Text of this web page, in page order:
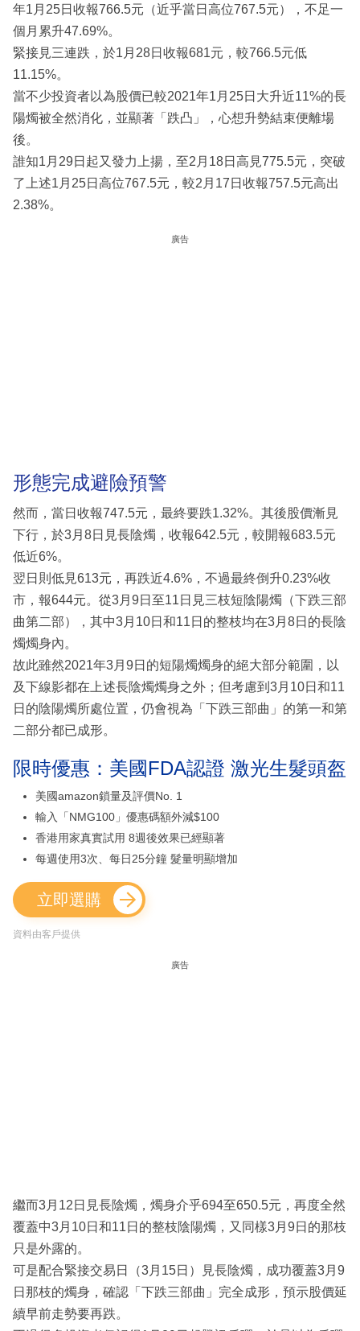
年1月25日收報766.5元（近乎當日高位767.5元），不足一
個月累升47.69%。
緊接見三連跌，於1月28日收報681元，較766.5元低
11.15%。
當不少投資者以為股價已較2021年1月25日大升近11%的長
陽燭被全然消化，並顯著「跌凸」，心想升勢結束便離場
後。
誰知1月29日起又發力上揚，至2月18日高見775.5元，突破
了上述1月25日高位767.5元，較2月17日收報757.5元高出
2.38%。
廣告
形態完成避險預警
然而，當日收報747.5元，最終要跌1.32%。其後股價漸見
下行，於3月8日見長陰燭，收報642.5元，較開報683.5元
低近6%。
翌日則低見613元，再跌近4.6%，不過最終倒升0.23%收
市，報644元。從3月9日至11日見三枝短陰陽燭（下跌三部
曲第二部），其中3月10日和11日的整枝均在3月8日的長陰
燭燭身內。
故此雖然2021年3月9日的短陽燭燭身的絕大部分範圍，以
及下線影都在上述長陰燭燭身之外；但考慮到3月10日和11
日的陰陽燭所處位置，仍會視為「下跌三部曲」的第一和第
二部分都已成形。
限時優惠：美國FDA認證 激光生髮頭盔
美國amazon鎖量及評價No. 1
輸入「NMG100」優惠碼額外減$100
香港用家真實試用 8週後效果已經顯著
每週使用3次、每日25分鐘 髮量明顯增加
立即選購
資料由客戶提供
廣告
繼而3月12日見長陰燭，燭身介乎694至650.5元，再度全然
覆蓋中3月10日和11日的整枝陰陽燭，又同樣3月9日的那枝
只是外露的。
可是配合緊接交易日（3月15日）見長陰燭，成功覆蓋3月9
日那枝的燭身，確認「下跌三部曲」完全成形，預示股價延
續早前走勢要再跌。